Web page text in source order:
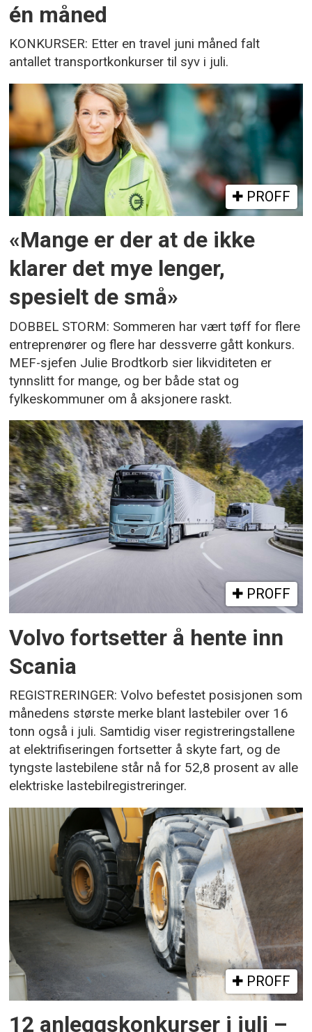
én måned
KONKURSER: Etter en travel juni måned falt
antallet transportkonkurser til syv i juli.
PROFF
«Mange er der at de ikke
klarer det mye lenger,
spesielt de små»
DOBBEL STORM: Sommeren har vært tøff for flere
entreprenører og flere har dessverre gått konkurs.
MEF-sjefen Julie Brodtkorb sier likviditeten er
tynnslitt for mange, og ber både stat og
fylkeskommuner om å aksjonere raskt.
PROFF
Volvo fortsetter å hente inn
Scania
REGISTRERINGER: Volvo befestet posisjonen som
månedens største merke blant lastebiler over 16
tonn også i juli. Samtidig viser registreringstallene
at elektrifiseringen fortsetter å skyte fart, og de
tyngste lastebilene står nå for 52,8 prosent av alle
elektriske lastebilregistreringer.
PROFF
12 anleggskonkurser i juli –